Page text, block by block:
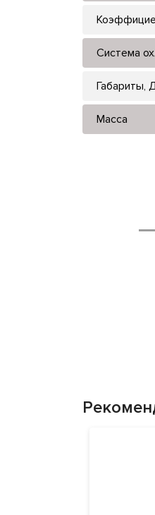
Система
Габариты,
Масса